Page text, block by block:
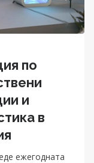
по
и
в
ежегодната